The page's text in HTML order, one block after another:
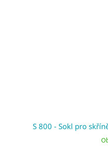
S 800 - Sokl pro